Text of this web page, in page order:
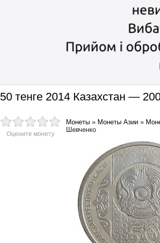
50 тенге 2014 Казахстан —
Оцените монету
Монеты » Монеты Азии »
Шевченко